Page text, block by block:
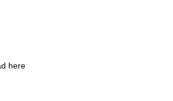
here